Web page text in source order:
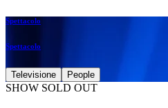
Spettacolo
Spettacolo
Televisione People
SHOW SOLD OUT